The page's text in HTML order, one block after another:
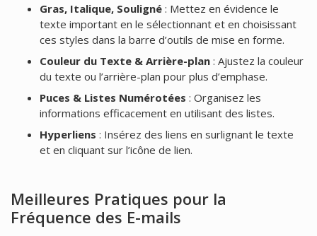
Gras, Italique, Souligné: Mettez en évidence le
texte important en le sélectionnant et en choisissant
ces styles dans la barre d’outils de mise en forme.
Couleur du Texte & Arrière-plan: Ajustez la couleur
du texte ou l’arrière-plan pour plus d’emphase.
Puces & Listes Numérotées : Organisez les
informations efficacement en utilisant des listes.
Hyperliens : Insérez des liens en surlignant le texte
et en cliquant sur l’icône de lien.
Meilleures Pratiques pour la
Fréquence des E-mails